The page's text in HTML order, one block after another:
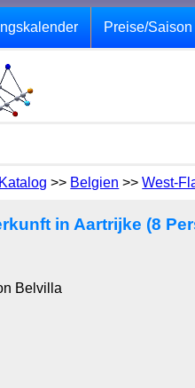
Preise/Saison
Katalog >> Belgien >>West-
in Aartrijke (8
Belvilla